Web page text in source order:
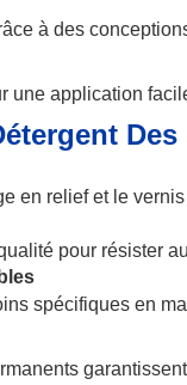
à des
une application
Des
en relief et le
pour résister
spécifiques en